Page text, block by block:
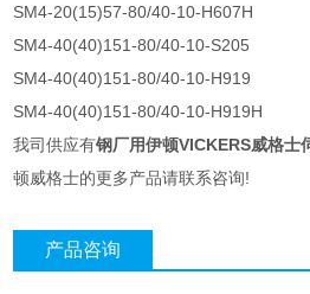
SM4-20(15)57-80/40-10-H607H
SM4-40(40)151-80/40-10-S205
SM4-40(40)151-80/40-10-H919
SM4-40(40)151-80/40-10-H919H
我司供应有钢厂用伊顿VICKERS威格士
顿威格士的更多产品请联系咨询!
产品咨询